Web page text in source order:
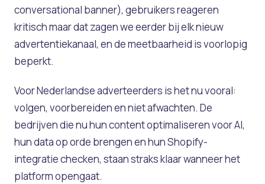
conversational banner), gebruikers reageren
kritisch maar dat zagen we eerder bij elk nieuw
advertentiekanaal, en de meetbaarheid is voorlopig
beperkt.
Voor Nederlandse adverteerders is het nu vooral:
volgen, voorbereiden en niet afwachten. De
bedrijven die nu hun content optimaliseren voor AI,
hun data op orde brengen en hun Shopify-
integratie checken, staan straks klaar wanneer het
platform opengaat.